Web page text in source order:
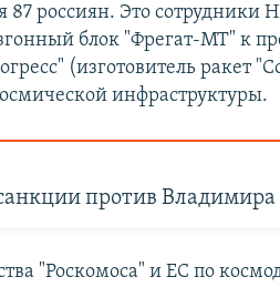
87 россиян. Это
блок "Фрегат-МТ" к
(изготовитель ракет
инфраструктуры.
против
"Роскомоса" и ЕС по